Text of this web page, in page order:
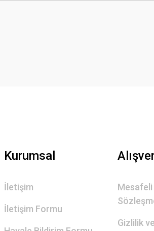
Kurumsal
İletişim
İletişim Formu
Mesafeli
Gizlilik